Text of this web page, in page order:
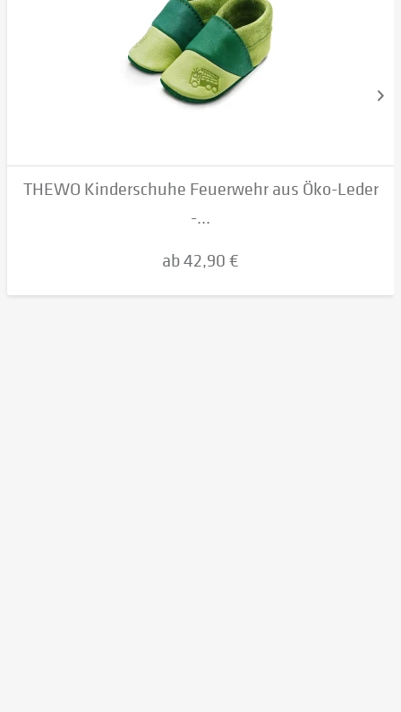
THEWO Kinderschuhe Feuerwehr aus Öko-Leder
-...
ab 42,90 €